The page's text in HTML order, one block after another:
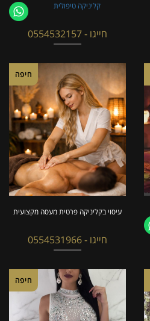
קליניקה טיפולית
חייגו - 0554532157
חיפה
עיסוי בקליניקה פרטית מעסה מקצועית
חייגו - 0554531966
חיפה